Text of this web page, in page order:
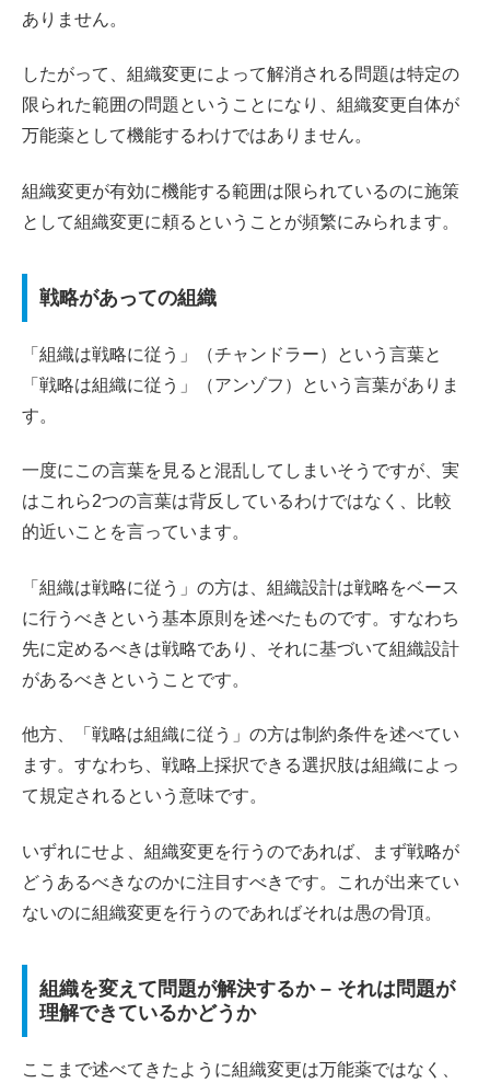
ありません。
したがって、組織変更によって解消される問題は特定の
限られた範囲の問題ということになり、組織変更自体が
万能薬として機能するわけではありません。
組織変更が有効に機能する範囲は限られているのに施策
として組織変更に頼るということが頻繁にみられます。
戦略があっての組織
「組織は戦略に従う」（チャンドラー）という言葉と
「戦略は組織に従う」（アンゾフ）という言葉がありま
す。
一度にこの言葉を見ると混乱してしまいそうですが、実
はこれら2つの言葉は背反しているわけではなく、比較
的近いことを言っています。
「組織は戦略に従う」の方は、組織設計は戦略をベース
に行うべきという基本原則を述べたものです。すなわち
先に定めるべきは戦略であり、それに基づいて組織設計
があるべきということです。
他方、「戦略は組織に従う」の方は制約条件を述べてい
ます。すなわち、戦略上採択できる選択肢は組織によっ
て規定されるという意味です。
いずれにせよ、組織変更を行うのであれば、まず戦略が
どうあるべきなのかに注目すべきです。これが出来てい
ないのに組織変更を行うのであればそれは愚の骨頂。
組織を変えて問題が解決するか – それは問題が
理解できているかどうか
ここまで述べてきたように組織変更は万能薬ではなく、